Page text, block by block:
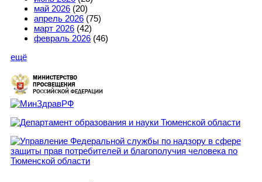
май 2026 (20)
апрель 2026 (75)
март 2026 (42)
февраль 2026 (46)
ещё